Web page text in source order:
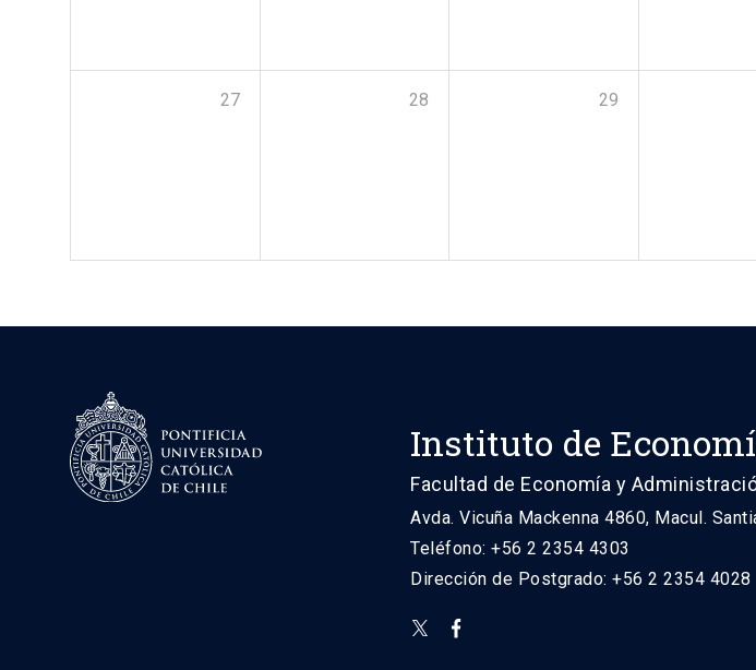
27 28 29
Instituto de
Facultad de Economía y
Avda. Vicuña Mackenna 4860, Macul.
Teléfono: +56 2 2354 4303
Dirección de Postgrado: +56 2 2354 4028